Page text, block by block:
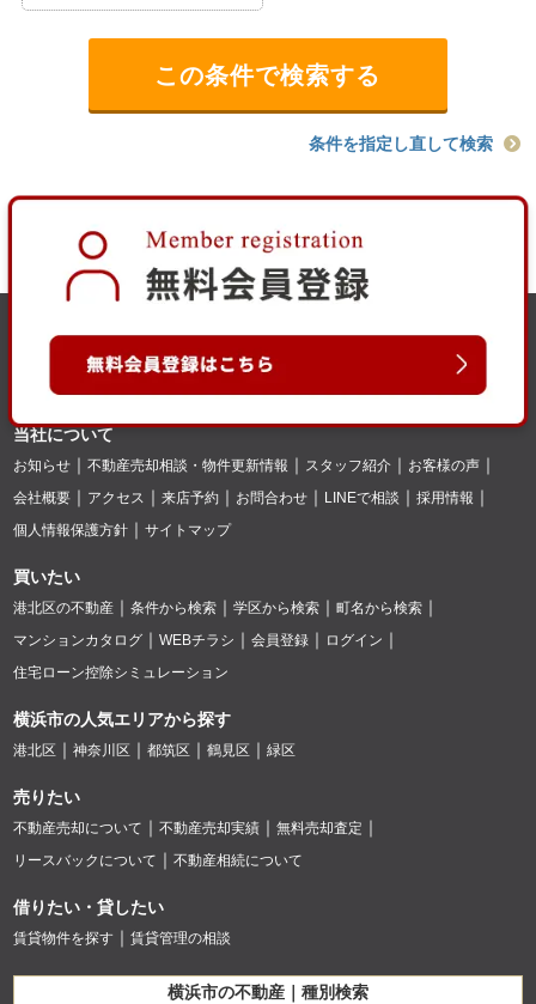
条件を指定し直して検索
当社について
お知らせ 不動産売却相談・物件更新情報 スタッフ紹介
お客様の声
会社概要
アクセス 来店予約 お問合わせ LINEで相談
採用情報
個人情報保護方針
サイトマップ
買いたい
港北区の不動産 条件から検索 学区から検索
町名から検索
マンションカタログ
WEBチラシ 会員登録
ログイン
住宅ローン控除シミュレーション
横浜市の人気エリアから探す
港北区 神奈川区 都筑区 鶴見区 緑区
売りたい
不動産売却について 不動産売却実績
無料売却査定
リースバックについて
不動産相続について
借りたい・貸したい
賃貸物件を探す 賃貸管理の相談
横浜市の不動産｜種別検索